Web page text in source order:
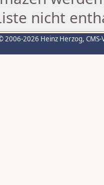
nicht
2006-2026 Heinz Herzog,